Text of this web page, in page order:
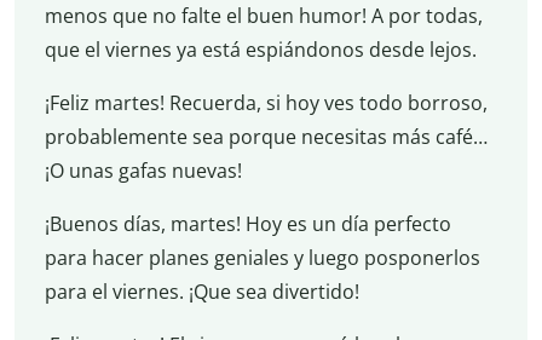
menos que no falte el buen humor! A por todas,
que el viernes ya está espiándonos desde lejos.
¡Feliz martes! Recuerda, si hoy ves todo borroso,
probablemente sea porque necesitas más café…
¡O unas gafas nuevas!
¡Buenos días, martes! Hoy es un día perfecto
para hacer planes geniales y luego posponerlos
para el viernes. ¡Que sea divertido!